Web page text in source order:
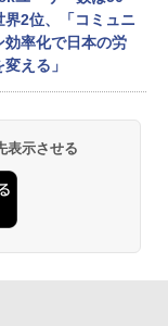
界2位、「コミュニ
効率化で日本の労
える」
表示させる